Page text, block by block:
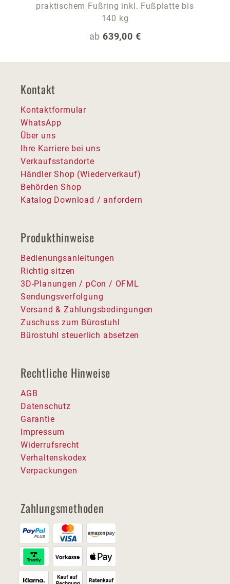
praktischem Fußring inkl. Fußplatte bis
140 kg
Regulärer Preis:
ab 639,00 €
Kontakt
Kontaktformular
WhatsApp
Über uns
Ihre Karriere bei uns
Verkaufsstandorte
Händler Shop (Wiederverkauf)
Behörden Shop
Katalog Download / anfordern
Produkthinweise
Bedienungsanleitungen
Richtig sitzen
3D-Planungen / pCon / OFML
Sendungsverfolgung
Versand & Zahlungsbedingungen
Zuschuss zum Bürostuhl
Bürostuhl steuerlich absetzen
Rechtliche Hinweise
AGB
Datenschutz
Garantie
Impressum
Widerrufsrecht
Verhaltenskodex
Verpackungen
Zahlungsmethoden